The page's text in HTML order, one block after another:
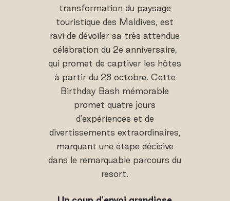
transformation du paysage
touristique des Maldives, est
ravi de dévoiler sa très attendue
célébration du 2e anniversaire,
qui promet de captiver les hôtes
à partir du 28 octobre. Cette
Birthday Bash mémorable
promet quatre jours
d'expériences et de
divertissements extraordinaires,
marquant une étape décisive
dans le remarquable parcours du
resort.